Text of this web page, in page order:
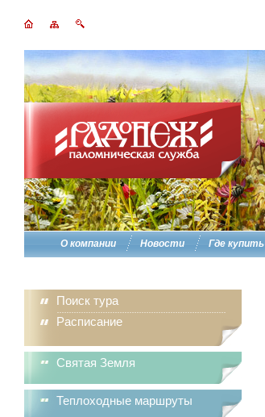
О компании Новости Где купить
Поиск тура
Расписание
Святая Земля
Теплоходные маршруты